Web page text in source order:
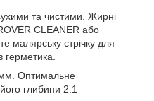
та чистими. Жирні
CLEANER або
малярську стрічку для
герметика.
Оптимальне
глибини 2:1